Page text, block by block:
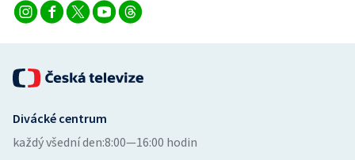
Triatlon
Veslování
Vodní slalom
Volejbal
Divácké centrum
každý všední den:8:00—16:00 hodin